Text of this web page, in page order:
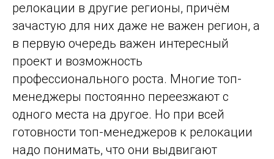
релокации в другие регионы, причём
зачастую для них даже не важен регион, а
в первую очередь важен интересный
проект и возможность
профессионального роста. Многие топ-
менеджеры постоянно переезжают с
одного места на другое. Но при всей
готовности топ-менеджеров к релокации
надо понимать, что они выдвигают